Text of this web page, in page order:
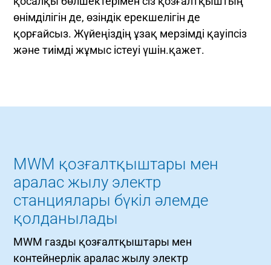
өнімділігін де, өзіндік ерекшелігін де
қорғайсыз. Жүйеңіздің ұзақ мерзімді қауіпсіз
және тиімді жұмыс істеуі үшін.қажет.
MWM қозғалтқыштары мен
аралас жылу электр
станциялары бүкіл әлемде
қолданылады
MWM газды қозғалтқыштары мен
контейнерлік аралас жылу электр